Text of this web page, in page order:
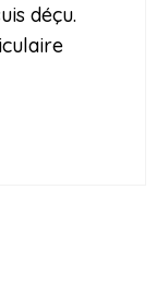
déçu.